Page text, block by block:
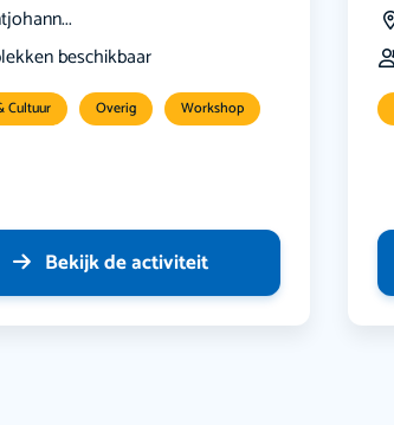
beschikbaar
Cultuur Overig Workshop
Bekijk de activiteit